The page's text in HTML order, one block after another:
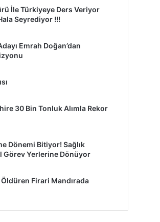
İle Türkiyeye Ders Veriyor
Seyrediyor !!!
Emrah Doğan’dan
30 Bin Tonluk Alımla Rekor
Dönemi Bitiyor! Sağlık
Görev Yerlerine Dönüyor
Öldüren Firari Mandırada